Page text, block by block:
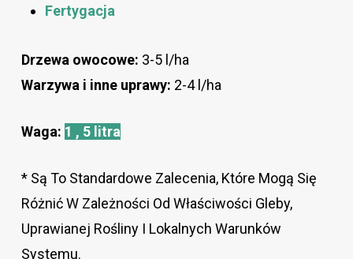
Fertygacja
Drzewa owocowe: 3-5 l/ha
Warzywa i inne uprawy: 2-4 l/ha
Waga: 1 , 5 litra
* Są To Standardowe Zalecenia, Które Mogą Się
Różnić W Zależności Od Właściwości Gleby,
Uprawianej Rośliny I Lokalnych Warunków
Systemu.